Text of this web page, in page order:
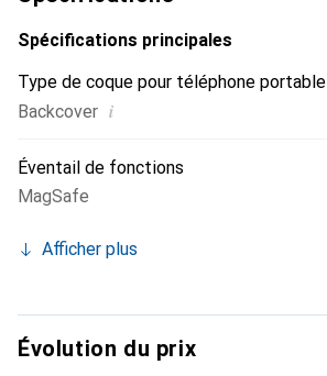
Spécifications principales
Type de coque pour téléphone portable
Backcover i
Éventail de fonctions
MagSafe
Afficher plus
Évolution du prix